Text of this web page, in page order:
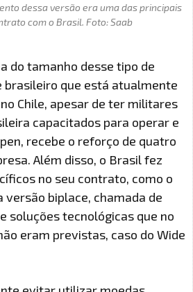
dessa versão era uma das principais
com o Brasil. Foto: Saab
do tamanho desse tipo de
brasileiro que está atualmente
Chile, apesar de ter militares
capacitados para operar e
recebe o reforço de quatro
Além disso, o Brasil fez
no seu contrato, como o
biplace, chamada de
soluções tecnológicas que no
eram previstas, caso do Wide